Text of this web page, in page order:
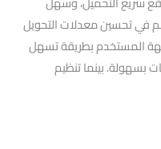
في تحسين معدلات التحويل
المستخدم بطريقة تسهل
بسهولة. بينما تنظيم